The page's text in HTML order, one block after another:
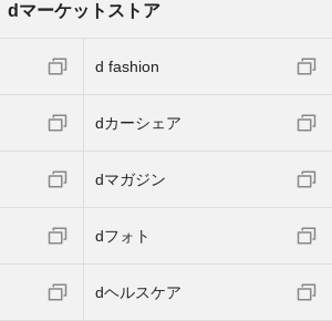
dマーケットストア
d fashion
dカーシェア
dマガジン
dフォト
dヘルスケア